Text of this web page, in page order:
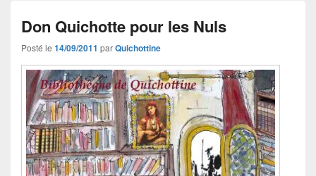
Don Quichotte pour les Nuls
Posté le 14/09/2011 parQuichottine